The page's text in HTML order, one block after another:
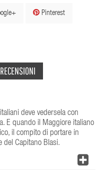
Pinterest
RECENSIONI
deve vedersela con
E quando il Maggiore italiano
il compito di portare in
del Capitano Blasi.